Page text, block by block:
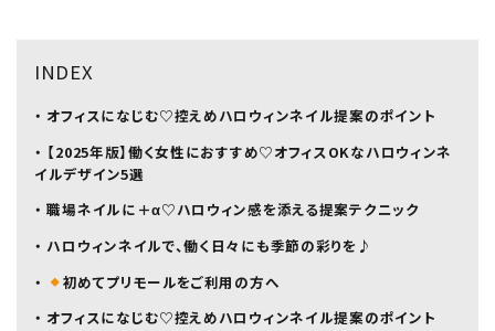
INDEX
・ オフィスになじむ♡控えめハロウィンネイル提案のポイント
・ 【2025年版】働く女性におすすめ♡オフィスOKなハロウィンネ
イルデザイン5選
・ 職場ネイルに＋α♡ハロウィン感を添える提案テクニック
・ ハロウィンネイルで、働く日々にも季節の彩りを♪
・
初めてプリモールをご利用の方へ
・ オフィスになじむ♡控えめハロウィンネイル提案のポイント